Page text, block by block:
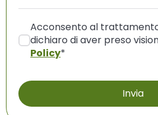
Acconsento al
dichiaro di aver preso
Policy*